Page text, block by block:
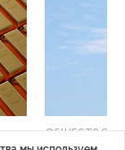
ОБЩЕСТВО